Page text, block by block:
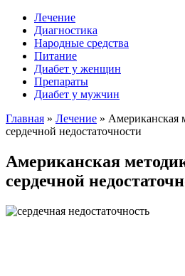
Лечение
Диагностика
Народные средства
Питание
Диабет у женщин
Препараты
Диабет у мужчин
Главная » Лечение » Американская
сердечной недостаточности
Американская
сердечной